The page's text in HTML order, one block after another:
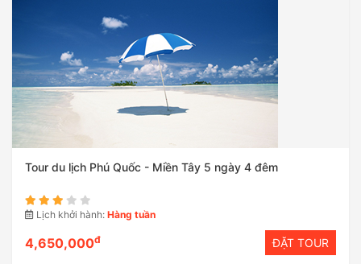
Tour du lịch Phú Quốc - Miền Tây 5 ngày 4 đêm
Lịch khởi hành: Hàng tuần
4,650,000đ ĐẶT TOUR